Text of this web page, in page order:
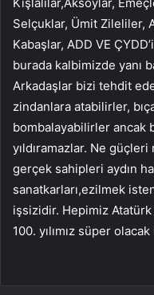
Kışlalılar,Aksoylar,
Selçuklar, Ümit Zileliler,
Kabaşlar, ADD VE
burada kalbimizde yanı
Arkadaşlar bizi tehdit
zindanlara atabilirler,
bombalayabilirler ancak
yıldıramazlar. Ne
gerçek sahipleri aydın
sanatkarları,ezilmek
işsizidir. Hepimiz
100. yılımız süper